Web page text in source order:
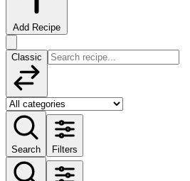
Add Recipe
Classic
Search Filters